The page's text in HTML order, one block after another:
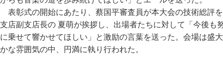
表彰式の開始にあたり、蔡国平審査員が本大会の技術総評
支店副支店長の 夏萌が挨拶し、出場者たちに対して「今後も
に乗せて響かせてほしい」と激励の言葉を送った。会場は盛
かな雰囲気の中、円満に執り行われた。